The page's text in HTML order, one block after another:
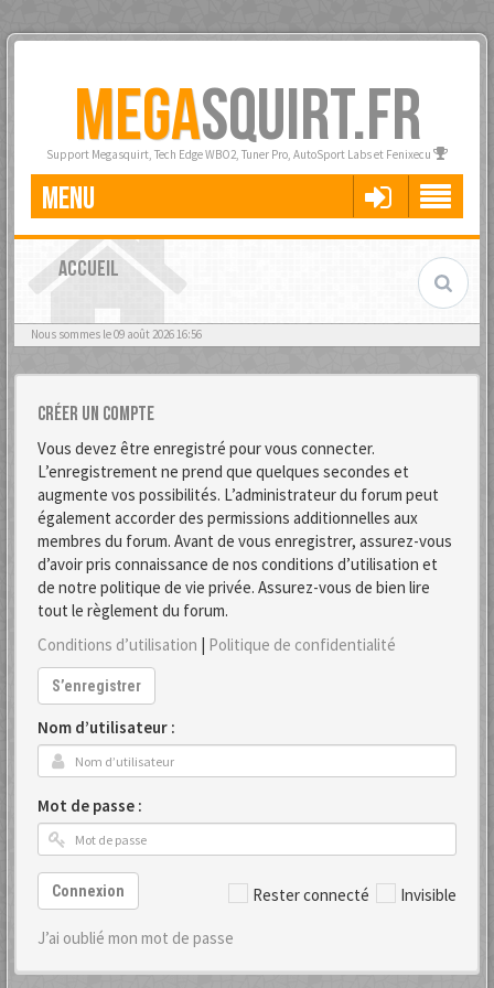
MEGASQUIRT.FR
Support Megasquirt, Tech Edge WBO2, Tuner Pro, AutoSport Labs et Fenixecu
MENU
ACCUEIL
Nous sommes le 09 août 2026 16:56
Créer un compte
Vous devez être enregistré pour vous connecter.
L’enregistrement ne prend que quelques secondes et
augmente vos possibilités. L’administrateur du forum peut
également accorder des permissions additionnelles aux
membres du forum. Avant de vous enregistrer, assurez-vous
d’avoir pris connaissance de nos conditions d’utilisation et
de notre politique de vie privée. Assurez-vous de bien lire
tout le règlement du forum.
Conditions d’utilisation | Politique de confidentialité
S’enregistrer
Nom d’utilisateur :
Mot de passe :
Rester connecté Invisible
Connexion
J’ai oublié mon mot de passe